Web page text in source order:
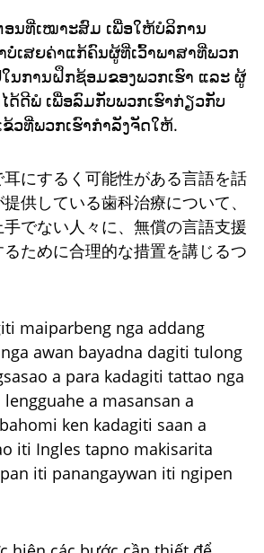
ອນທີ່ເໝາະສົມ ເພື່ອໃຫ້ບໍລິການ
ບໍ່ເສຍຄ່າແກ້ຄົນຜູ້ທີ່ເວົ້າພາສາທີ່ພວກ
ນການຝຶກຊ້ອມຂອງພວກເຮົາ ແລະ ຜູ້
ດ້ດີພໍ ເພື່ອລົມກັບພວກເຮົາກ່ຽວກັບ
ວທີ່ພວກເຮົາກໍາລັງຈັດໃຫ້.
にするく可能性がある言語を話
供している歯科治療について、
でない人々に、無償の言語支援
ために合理的な措置を講じるつ
maiparbeng nga addang
awan bayadna dagiti tulong
a para kadagiti tattao nga
a masansan a
ken kadagiti saan a
iti Ingles tapno makisarita
iti panangaywan iti ngipen